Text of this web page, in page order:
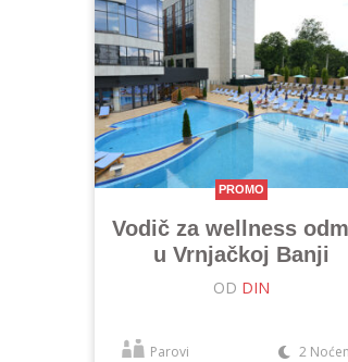
PROMO
Vodič za wellness
u Vrnjačkoj Banji
OD DIN
Parovi 2